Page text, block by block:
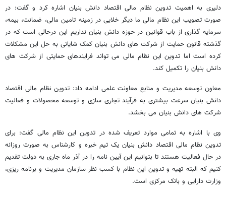
دلیری به اهمیت تدوین نظام مالی اقتصاد دانش بنیان اشاره کرد و گفت: در
صورت تصویب این نظام مالی ما دیگر خلایی در زمینه تامین مالی، ضمانت، بیمه،
سرمایه گذاری از باب قوانین در حوزه دانش بنیان نداریم این درحالی است که در
گذشته قانون حمایت از شرکت های دانش بنیان کمک شایانی به حل این مشکلات
کرده است اما تدوین این نظام مالی می تواند فرایندهای حمایتی از شرکت های
دانش بنیان را تکمیل کند.
معاون توسعه مدیریت و منابع معاونت علمی ادامه داد: تدوین نظام مالی اقتصاد
دانش بنیان سرعت بیشتری به فرآیند تجاری سازی و توسعه محصولات و فعالیت
شرکت های دانش بنیان می بخشد.
وی با اشاره به تمامی موارد تعریف شده در تدوین این نظام مالی گفت: برای
تدوین نظام مالی اقتصاد دانش بنیان یک تیم خبره و کارشناس به صورت روزانه
در حال فعالیت هستند تا بتوانیم این آیین نامه را در آذر ماه جاری به دولت تقدیم
کنیم که البته تهیه و تدوین این نظام با کسب نظر سازمان مدیریت و برنامه ریزی،
وزارت دارایی و بانک مرکزی است.